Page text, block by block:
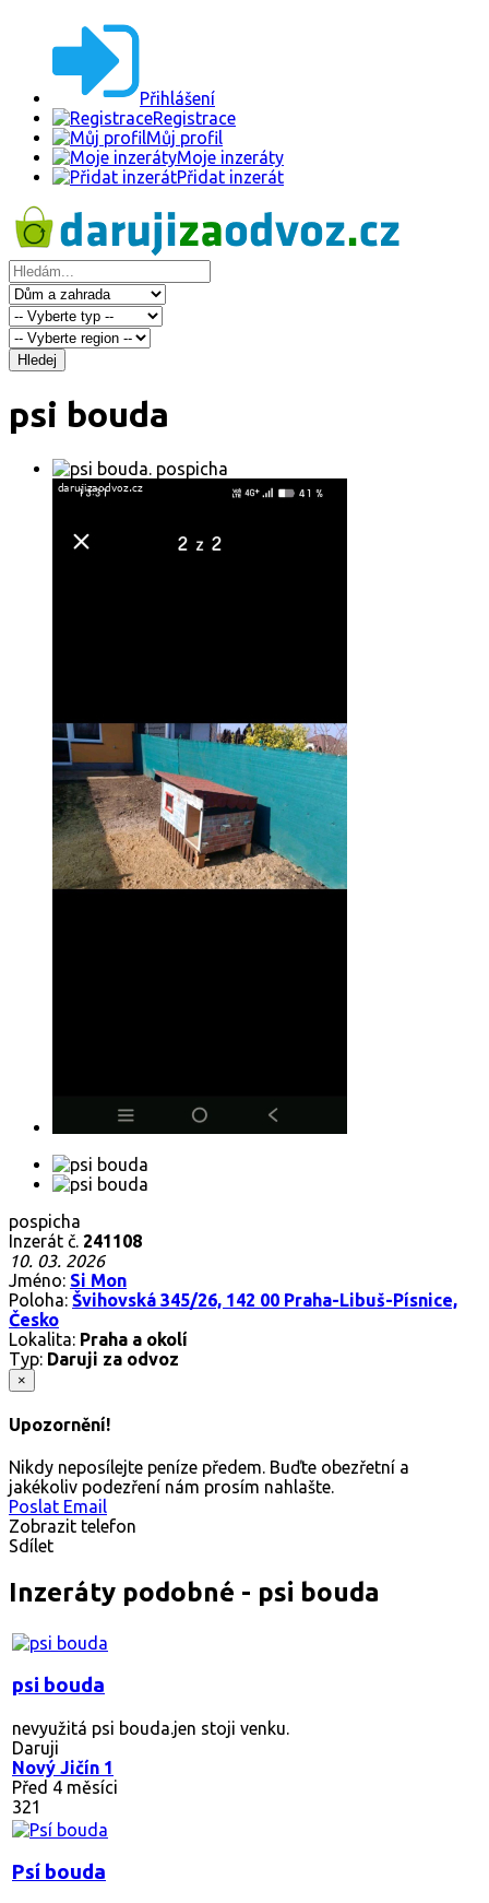
Přihlášení
Registrace
Můj profil
Moje inzeráty
Přidat inzerát
Hledej
psi bouda
pospicha
Inzerát č. 241108
10. 03. 2026
Jméno: Si Mon
Poloha: Švihovská 345/26, 142 00 Praha-Libuš-Písnice,
Česko
Lokalita: Praha a okolí
Typ: Daruji za odvoz
×
Upozornění!
Nikdy neposílejte peníze předem. Buďte obezřetní a
jakékoliv podezření nám prosím nahlašte.
Poslat Email
Zobrazit telefon
Sdílet
Inzeráty podobné - psi bouda
psi bouda
nevyužitá psi bouda.jen stoji venku.
Daruji
Nový Jičín 1
Před 4 měsíci
321
Psí bouda